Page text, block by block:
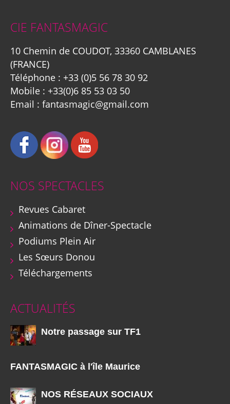
CIE FANTASMAGIC
10 Chemin de COUDOT, 33360 CAMBLANES
(FRANCE)
Téléphone : +33 (0)5 56 78 30 92
Mobile : +33(0)6 85 53 03 50
Email : fantasmagic@gmail.com
NOS SPECTACLES
Revues Cabaret
Animations de Dîner-Spectacle
Podiums Plein Air
Les Sœurs Donou
Téléchargements
ACTUALITÉS
Notre passage sur TF1
FANTASMAGIC à l'île Maurice
NOS RÉSEAUX SOCIAUX